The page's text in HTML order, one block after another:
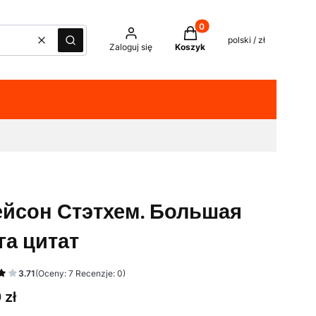
WyczyśćSzukaj Zaloguj się
Produkty w koszyku: 0.
Koszyk
polski / zł
Стэтхем. Большая
цитат
3.71(Oceny: 7 Recenzje: 0)